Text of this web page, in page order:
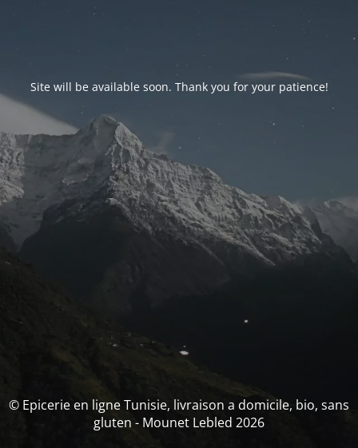
Site will be available soon. Thank you for your patience!
© Epicerie en ligne Tunisie, livraison a domicile, bio, sans
gluten - Mounet Lebled 2026